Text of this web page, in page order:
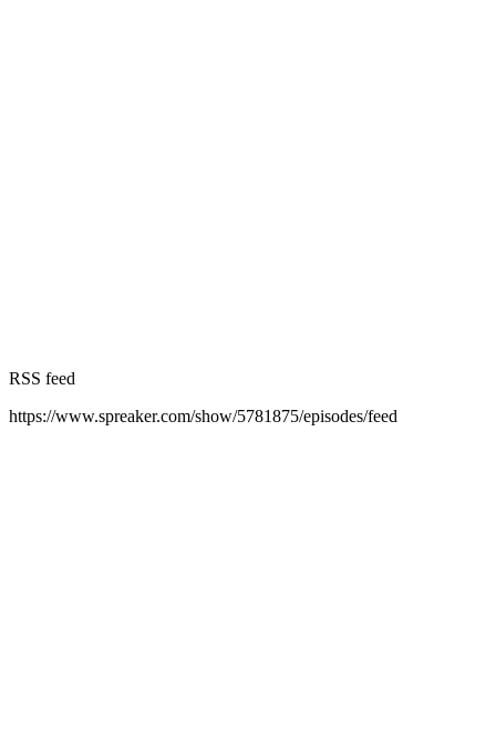
RSS feed
https://www.spreaker.com/show/5781875/episodes/feed